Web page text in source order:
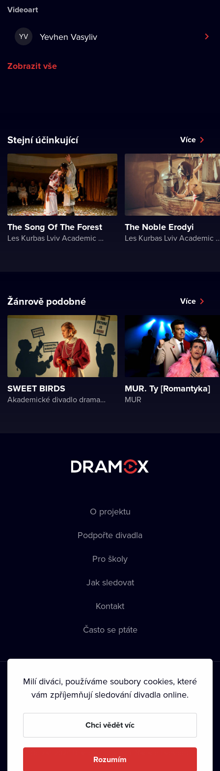
Videoart
YV Yevhen Vasyliv
Zobrazit vše
Stejní účinkující Více
The Song Of The Forest
Les Kurbas Lviv Academic Youth Theater
The Noble Erodyi
Les Kurbas Lviv
Žánrově podobné Více
SWEET BIRDS
Akademické divadlo dramatu Lesji Ukrajinky
MUR. Ty [Romantyka]
MUR
O projektu
Podpořte divadla
Pro školy
Jak sledovat
Kontakt
Často se ptáte
Podmínky používání • Ochrana soukromí • Zásady používání
• Autorská práva•
Milí diváci, používáme soubory cookies, které
vám zpříjemňují sledování divadla online.
Chci vědět víc
Rozumím